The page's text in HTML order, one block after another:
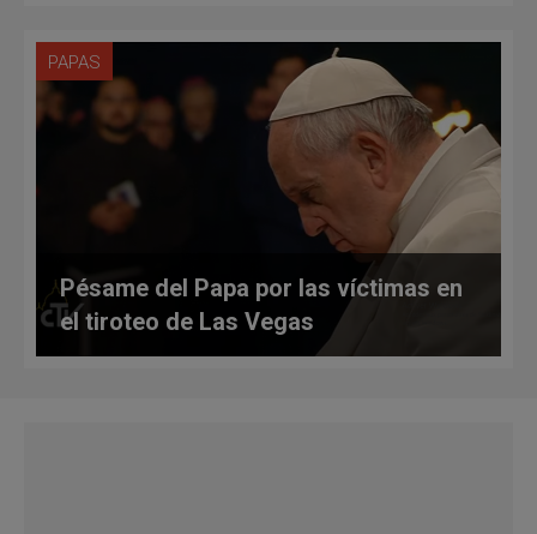
PAPAS
Pésame del Papa por las víctimas en
el tiroteo de Las Vegas